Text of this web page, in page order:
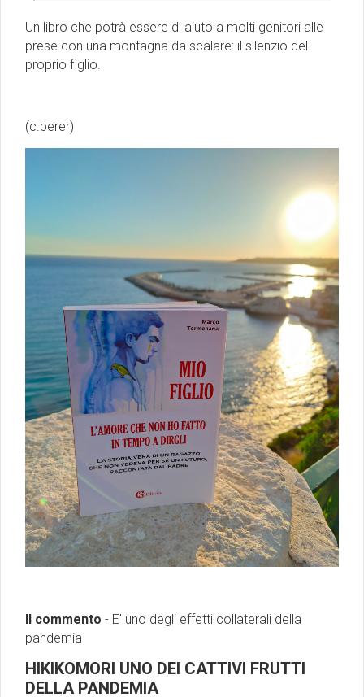
Un libro che potrà essere di aiuto a molti genitori alle
prese con una montagna da scalare: il silenzio del
proprio figlio.
(c.perer)
Il commento - E' uno degli effetti collaterali della
pandemia
HIKIKOMORI UNO DEI CATTIVI FRUTTI
DELLA PANDEMIA